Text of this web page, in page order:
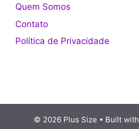
Quem Somos
Contato
Política de Privacidade
© 2026 Plus Size • Built with